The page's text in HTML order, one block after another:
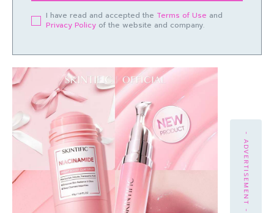
I have read and accepted the Terms of Use and
Privacy Policy of the website and company.
- ADVERTISEMENT -